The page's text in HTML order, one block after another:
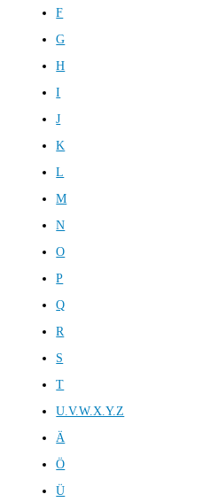
F
G
H
I
J
K
L
M
N
O
P
Q
R
S
T
U.V.W.X.Y.Z
Ä
Ö
Ü